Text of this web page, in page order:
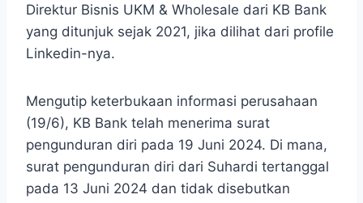
Direktur Bisnis UKM & Wholesale dari KB Bank
yang ditunjuk sejak 2021, jika dilihat dari profile
Linkedin-nya.
Mengutip keterbukaan informasi perusahaan
(19/6), KB Bank telah menerima surat
pengunduran diri pada 19 Juni 2024. Di mana,
surat pengunduran diri dari Suhardi tertanggal
pada 13 Juni 2024 dan tidak disebutkan